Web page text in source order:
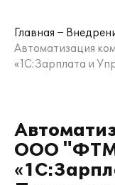
Главная
Автоматизация
«1С:Зарплата и
ООО